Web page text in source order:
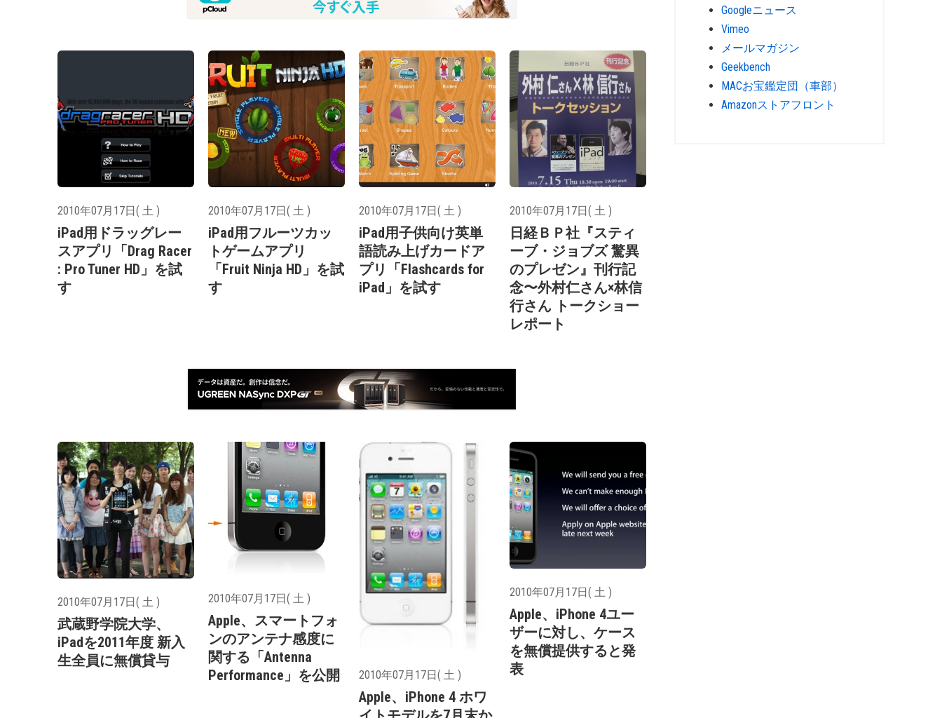
2010年07月17日( 土 )
iPad用ドラッグレー
スアプリ「Drag Racer
: Pro Tuner HD」を試
す
2010年07月17日( 土 )
iPad用フルーツカッ
トゲームアプリ
「Fruit Ninja HD」を試
す
2010年07月17日( 土 )
iPad用子供向け英単
語読み上げカードア
プリ「Flashcards for
iPad」を試す
2010年07月17日( 土 )
日経ＢＰ社『スティ
ーブ・ジョブズ 驚異
のプレゼン』刊行記
念〜外村仁さん×林信
行さん トークショー
レポート
2010年07月17日( 土 )
武蔵野学院大学、
iPadを2011年度 新入
生全員に無償貸与
2010年07月17日( 土 )
Apple、スマートフォ
ンのアンテナ感度に
関する「Antenna
Performance」を公開
2010年07月17日( 土 )
Apple、iPhone 4 ホワ
2010年07月17日( 土 )
Apple、iPhone 4ユー
ザーに対し、ケース
を無償提供すると発
表
Googleニュース
Vimeo
メールマガジン
Geekbench
MACお宝鑑定団（車部）
Amazonストアフロント